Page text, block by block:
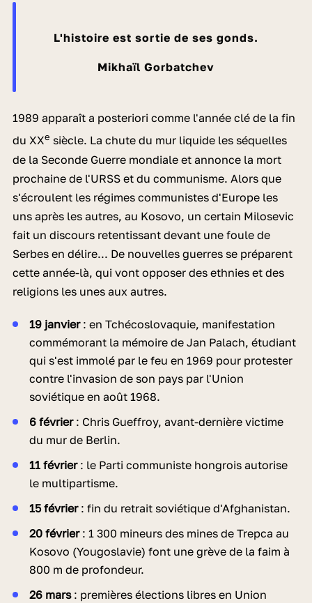
L'histoire est sortie de ses gonds.
Mikhaïl Gorbatchev
1989 apparaît a posteriori comme l'année clé de la fin
du XXe siècle. La chute du mur liquide les séquelles
de la Seconde Guerre mondiale et annonce la mort
prochaine de l'URSS et du communisme. Alors que
s'écroulent les régimes communistes d'Europe les
uns après les autres, au Kosovo, un certain Milosevic
fait un discours retentissant devant une foule de
Serbes en délire... De nouvelles guerres se préparent
cette année-là, qui vont opposer des ethnies et des
religions les unes aux autres.
19 janvier: en Tchécoslovaquie, manifestation
commémorant la mémoire de Jan Palach, étudiant
qui s'est immolé par le feu en 1969 pour protester
contre l'invasion de son pays par l'Union
soviétique en août 1968.
6 février: Chris Gueffroy, avant-dernière victime
du mur de Berlin.
11 février: le Parti communiste hongrois autorise
le multipartisme.
15 février: fin du retrait soviétique d'Afghanistan.
20 février: 1 300 mineurs des mines de Trepca au
Kosovo (Yougoslavie) font une grève de la faim à
800 m de profondeur.
26 mars: premières élections libres en Union